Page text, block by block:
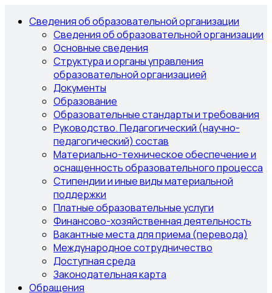
Сведения об образовательной организации
Сведения об образовательной организации
Основные сведения
Структура и органы управления
образовательной организацией
Документы
Образование
Образовательные стандарты и требования
Руководство. Педагогический (научно-
педагогический) состав
Материально-техническое обеспечение и
оснащенность образовательного процесса
Стипендии и иные виды материальной
поддержки
Платные образовательные услуги
Финансово-хозяйственная деятельность
Вакантные места для приема (перевода)
Международное сотрудничество
Доступная среда
Законодательная карта
Обращения